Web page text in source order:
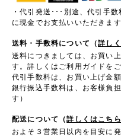
・代引発送･･･別途、代引手
に現金でお支払いいただきます
送料・手数料について（詳し
送料につきましては、お買い
す。詳しくはご利用ガイドをご
代引手数料は、お買い上げ金
銀行振込手数料は、お客様負
す）
配送について（詳しくはこちら
およそ３営業日以内を目安に